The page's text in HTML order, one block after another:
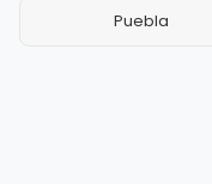
Puebla